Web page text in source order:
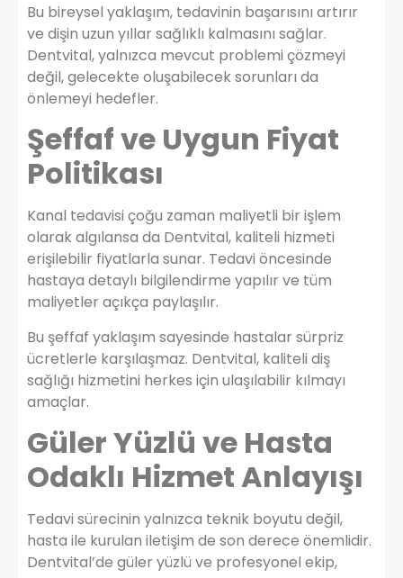
Bu bireysel yaklaşım, tedavinin başarısını artırır
ve dişin uzun yıllar sağlıklı kalmasını sağlar.
Dentvital, yalnızca mevcut problemi çözmeyi
değil, gelecekte oluşabilecek sorunları da
önlemeyi hedefler.
Şeffaf ve Uygun Fiyat
Politikası
Kanal tedavisi çoğu zaman maliyetli bir işlem
olarak algılansa da Dentvital, kaliteli hizmeti
erişilebilir fiyatlarla sunar. Tedavi öncesinde
hastaya detaylı bilgilendirme yapılır ve tüm
maliyetler açıkça paylaşılır.
Bu şeffaf yaklaşım sayesinde hastalar sürpriz
ücretlerle karşılaşmaz. Dentvital, kaliteli diş
sağlığı hizmetini herkes için ulaşılabilir kılmayı
amaçlar.
Güler Yüzlü ve Hasta
Odaklı Hizmet Anlayışı
Tedavi sürecinin yalnızca teknik boyutu değil,
hasta ile kurulan iletişim de son derece önemlidir.
Dentvital’de güler yüzlü ve profesyonel ekip,